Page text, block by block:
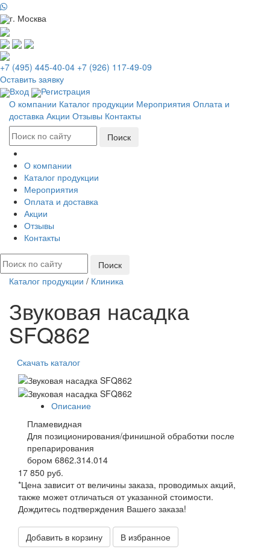
г. Москва
+7 (495) 445-40-04 +7 (926) 117-49-09
Оставить заявку
Вход
Регистрация
О компании Каталог продукции Мероприятия Оплата и
доставка Акции Отзывы Контакты
О компании
Каталог продукции
Мероприятия
Оплата и доставка
Акции
Отзывы
Контакты
Каталог продукции / Клиника
Звуковая насадка
SFQ862
Скачать каталог
Описание
Пламевидная
Для позиционирования/финишной обработки после
препарирования
бором 6862.314.014
17 850 руб.
*Цена зависит от величины заказа, проводимых акций,
также может отличаться от указанной стоимости.
Дождитесь подтверждения Вашего заказа!
Добавить в корзину В избранное